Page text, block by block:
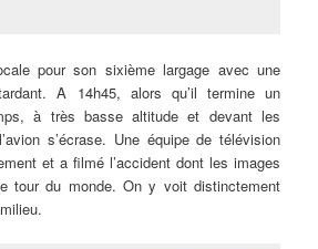
pour son sixième largage avec une
A 14h45, alors qu’il termine un
à très basse altitude et devant les
s’écrase. Une équipe de télévision
et a filmé l’accident dont les images
tour du monde. On y voit distinctement